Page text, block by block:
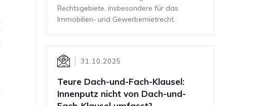
Rechtsgebiete, insbesondere für das
Immobilien‑ und Gewerbemietrecht.
31.10.2025
Teure Dach-und-Fach-Klausel:
Innenputz nicht von Dach-und-